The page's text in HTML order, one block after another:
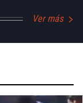
Ver más